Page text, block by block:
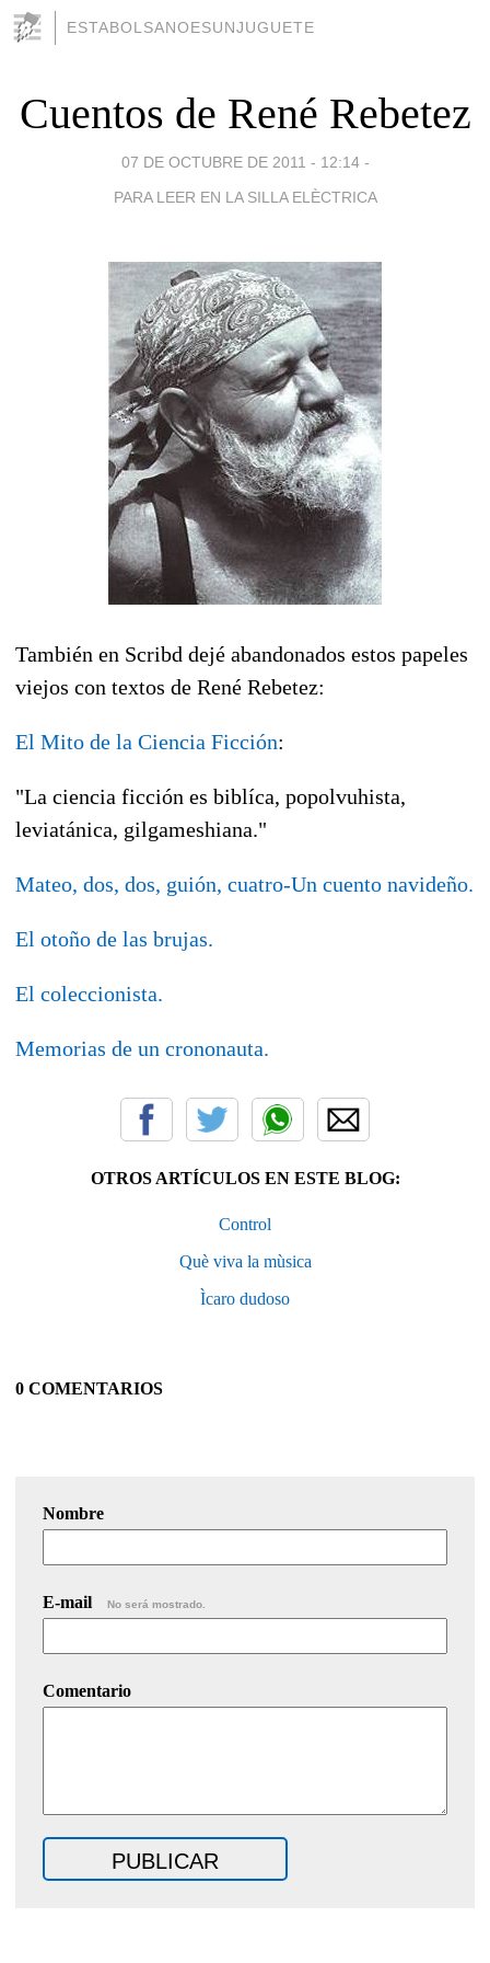
ESTABOLSANOESUNJUGUETE
Cuentos de René Rebetez
07 DE OCTUBRE DE 2011 - 12:14 -
PARA LEER EN LA SILLA ELÈCTRICA
También en Scribd dejé abandonados estos papeles
viejos con textos de René Rebetez:
El Mito de la Ciencia Ficción:
"La ciencia ficción es biblíca, popolvuhista,
leviatánica, gilgameshiana."
Mateo, dos, dos, guión, cuatro-Un cuento navideño.
El otoño de las brujas.
El coleccionista.
Memorias de un crononauta.
OTROS ARTÍCULOS EN ESTE BLOG:
Control
Què viva la mùsica
Ìcaro dudoso
0 COMENTARIOS
Nombre
E-mail No será mostrado.
Comentario